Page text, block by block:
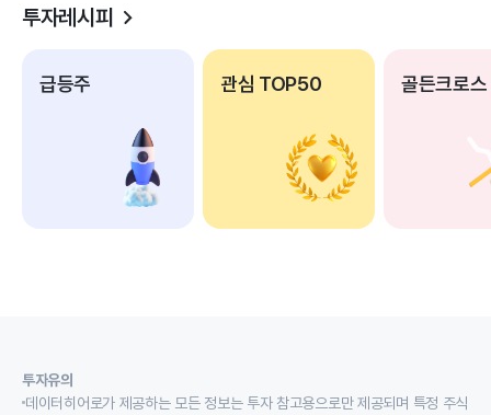
투자레시피
급등주 관심 TOP50 골든크로스
투자유의
데이터히어로가 제공하는 모든 정보는 투자 참고용으로만 제공되며 특정 주식